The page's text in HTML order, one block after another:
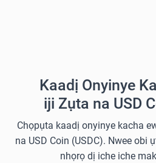
Kaadị Onyinye
iji Zụta na USD
Chọpụta kaadị onyinye kacha
na USD Coin (USDC). Nwee obi
nhọrọ dị iche iche